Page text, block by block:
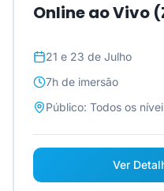
Online ao Vivo
21 e 23 de Julho
7h de imersão
Público: Todos os
Ver